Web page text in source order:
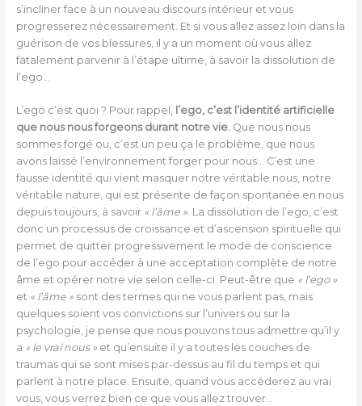
s’incliner face à un nouveau discours intérieur et vous
progresserez nécessairement. Et si vous allez assez loin dans la
guérison de vos blessures, il y a un moment où vous allez
fatalement parvenir à l’étape ultime, à savoir la dissolution de
l’ego…
L’ego c’est quoi ? Pour rappel, l’ego, c’est l’identité artificielle
que nous nous forgeons durant notre vie.Que nous nous
sommes forgé ou, c’est un peu ça le problème, que nous
avons laissé l’environnement forger pour nous… C’est une
fausse identité qui vient masquer notre véritable nous, notre
véritable nature, qui est présente de façon spontanée en nous
depuis toujours, à savoir « l’âme ». La dissolution de l’ego, c’est
donc un processus de croissance et d’ascension spirituelle qui
permet de quitter progressivement le mode de conscience
de l’ego pour accéder à une acceptation complète de notre
âme et opérer notre vie selon celle-ci. Peut-être que « l’ego »
et « l’âme »sont des termes qui ne vous parlent pas, mais
quelques soient vos convictions sur l’univers ou sur la
psychologie, je pense que nous pouvons tous admettre qu’il y
a « le vrai nous »et qu’ensuite il y a toutes les couches de
traumas qui se sont mises par-dessus au fil du temps et qui
parlent à notre place. Ensuite, quand vous accéderez au vrai
vous, vous verrez bien ce que vous allez trouver…